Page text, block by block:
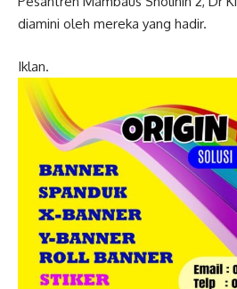
diamini oleh mereka yang hadir.
Iklan.